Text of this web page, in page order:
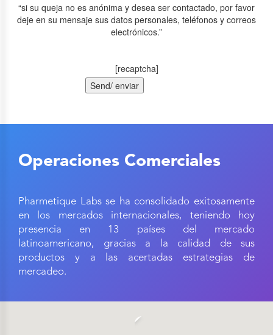
“si su queja no es anónima y desea ser contactado, por favor
deje en su mensaje sus datos personales, teléfonos y correos
electrónicos.”
[recaptcha]
Operaciones Comerciales
Pharmetique Labs se ha consolidado exitosamente
en los mercados internacionales, teniendo hoy
presencia en 13 países del mercado
latinoamericano, gracias a la calidad de sus
productos y a las acertadas estrategias de
mercadeo.